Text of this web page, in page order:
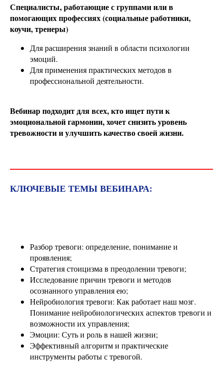
Специалисты, работающие с группами или в
помогающих профессиях (социальные работники,
коучи, тренеры)
Для расширения знаний в области психологии
эмоций.
Для применения практических методов в
профессиональной деятельности.
Вебинар подходит для всех, кто ищет пути к
эмоциональной гармонии, хочет снизить уровень
тревожности и улучшить качество своей жизни.
КЛЮЧЕВЫЕ ТЕМЫ ВЕБИНАРА:
Разбор тревоги: определение, понимание и
проявления;
Стратегия стоицизма в преодолении тревоги;
Исследование причин тревоги и методов
осознанного управления ею;
Нейробиология тревоги: Как работает наш мозг.
Понимание нейробиологических аспектов тревоги и
возможности их управления;
Эмоции: Суть и роль в нашей жизни;
Эффективный алгоритм и практические
инструменты работы с тревогой.